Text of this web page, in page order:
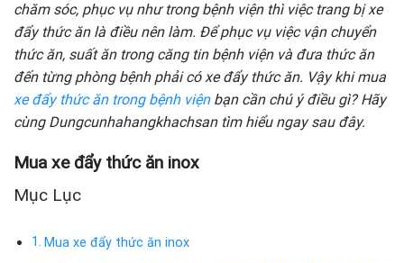
chăm sóc, phục vụ như trong bệnh viện thì việc trang bị xe
đẩy thức ăn là điều nên làm. Để phục vụ việc vận chuyển
thức ăn, suất ăn trong căng tin bệnh viện và đưa thức ăn
đến từng phòng bệnh phải có xe đẩy thức ăn. Vậy khi mua
xe đẩy thức ăn trong bệnh việnbạn cần chú ý điều gì? Hãy
cùng Dungcunhahangkhachsan tìm hiểu ngay sau đây.
Mua xe đẩy thức ăn inox
Mục Lục
Mua xe đẩy thức ăn inox